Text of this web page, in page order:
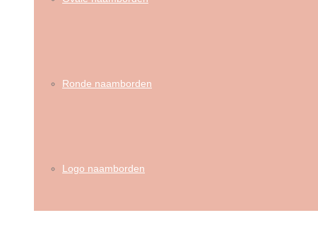
Ronde naamborden
Logo naamborden